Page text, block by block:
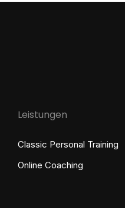
Leistungen
Classic Personal Training
Online Coaching